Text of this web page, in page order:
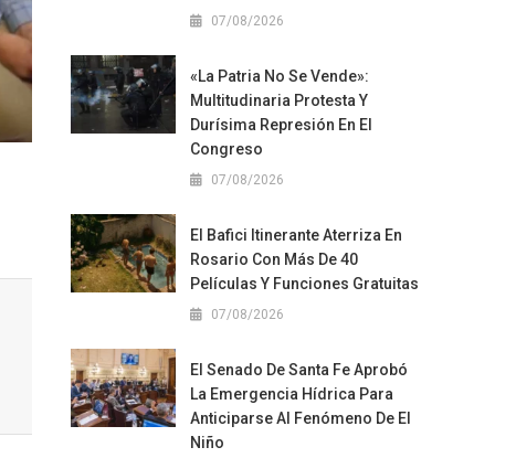
07/08/2026
«La Patria No Se Vende»:
Multitudinaria Protesta Y
Durísima Represión En El
Congreso
07/08/2026
El Bafici Itinerante Aterriza En
Rosario Con Más De 40
Películas Y Funciones Gratuitas
07/08/2026
El Senado De Santa Fe Aprobó
La Emergencia Hídrica Para
Anticiparse Al Fenómeno De El
Niño